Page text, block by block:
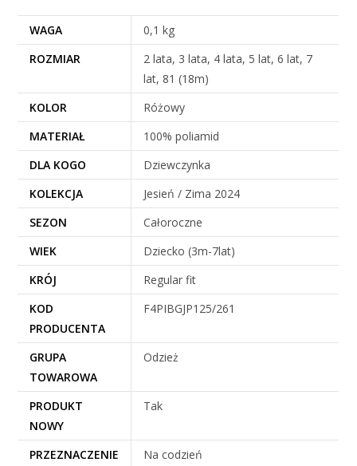
WAGA
0,1 kg
ROZMIAR
2 lata, 3 lata, 4 lata, 5 lat, 6 lat, 7
lat, 81 (18m)
KOLOR
Różowy
MATERIAŁ
100% poliamid
DLA KOGO
Dziewczynka
KOLEKCJA
Jesień / Zima 2024
SEZON
Całoroczne
WIEK
Dziecko (3m-7lat)
KRÓJ
Regular fit
KOD
PRODUCENTA
F4PIBGJP125/261
GRUPA
TOWAROWA
Odzież
PRODUKT
NOWY
Tak
PRZEZNACZENIE
Na codzień